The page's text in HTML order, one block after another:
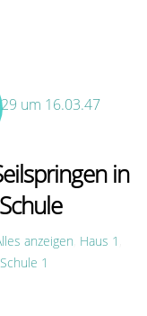
in
anzeigen Haus 1
1